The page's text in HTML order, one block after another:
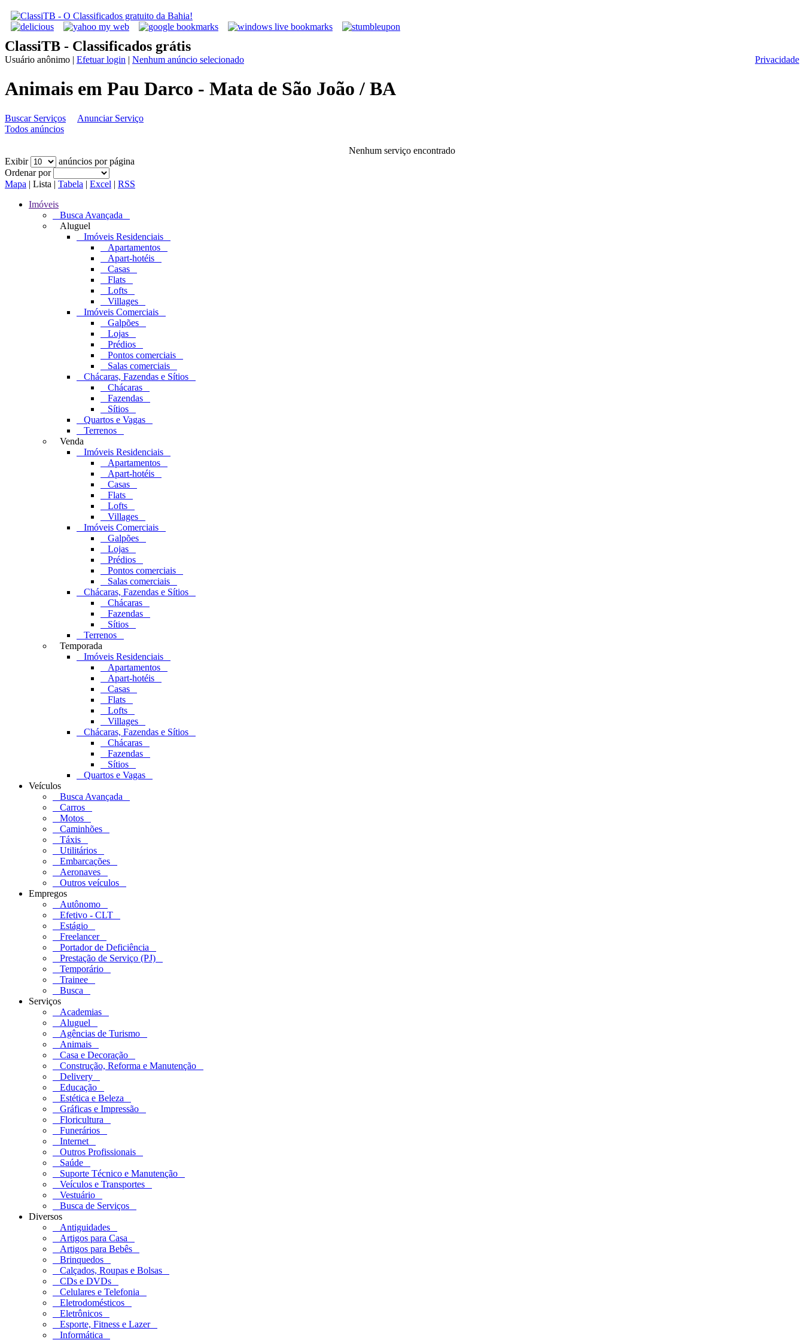
ClassiTB - Classificados grátis
Privacidade
Usuário anônimo | Efetuar login | Nenhum anúncio selecionado
Animais em Pau Darco - Mata de São João / BA
Buscar Serviços
Anunciar Serviço
Todos anúncios
Nenhum serviço encontrado
Exibir
anúncios por página
Ordenar por
Mapa | Lista | Tabela | Excel | RSS
Imóveis
Busca Avançada
Aluguel
Imóveis Residenciais
Apartamentos
Apart-hotéis
Casas
Flats
Lofts
Villages
Imóveis Comerciais
Galpões
Lojas
Prédios
Pontos comerciais
Salas comerciais
Chácaras, Fazendas e Sítios
Chácaras
Fazendas
Sítios
Quartos e Vagas
Terrenos
Venda
Imóveis Residenciais
Apartamentos
Apart-hotéis
Casas
Flats
Lofts
Villages
Imóveis Comerciais
Galpões
Lojas
Prédios
Pontos comerciais
Salas comerciais
Chácaras, Fazendas e Sítios
Chácaras
Fazendas
Sítios
Terrenos
Temporada
Imóveis Residenciais
Apartamentos
Apart-hotéis
Casas
Flats
Lofts
Villages
Chácaras, Fazendas e Sítios
Chácaras
Fazendas
Sítios
Quartos e Vagas
Veículos
Busca Avançada
Carros
Motos
Caminhões
Táxis
Utilitários
Embarcações
Aeronaves
Outros veículos
Empregos
Autônomo
Efetivo - CLT
Estágio
Freelancer
Portador de Deficiência
Prestação de Serviço (PJ)
Temporário
Trainee
Busca
Serviços
Academias
Aluguel
Agências de Turismo
Animais
Casa e Decoração
Construção, Reforma e Manutenção
Delivery
Educação
Estética e Beleza
Gráficas e Impressão
Floricultura
Funerários
Internet
Outros Profissionais
Saúde
Suporte Técnico e Manutenção
Veículos e Transportes
Vestuário
Busca de Serviços
Diversos
Antiguidades
Artigos para Casa
Artigos para Bebês
Brinquedos
Calçados, Roupas e Bolsas
CDs e DVDs
Celulares e Telefonia
Eletrodomésticos
Eletrônicos
Esporte, Fitness e Lazer
Informática